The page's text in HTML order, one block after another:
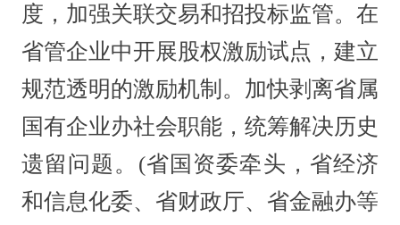
度，加强关联交易和招投标监管。在
省管企业中开展股权激励试点，建立
规范透明的激励机制。加快剥离省属
国有企业办社会职能，统筹解决历史
遗留问题。(省国资委牵头，省经济
和信息化委、省财政厅、省金融办等